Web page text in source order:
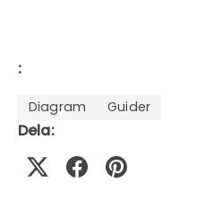
:
Diagram Guider
Dela: